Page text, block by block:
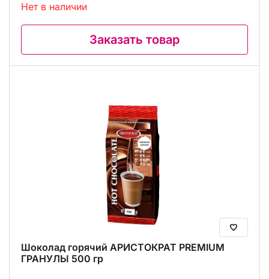
Нет в наличии
Заказать товар
Шоколад горячий АРИСТОКРАТ PREMIUM
ГРАНУЛЫ 500 гр